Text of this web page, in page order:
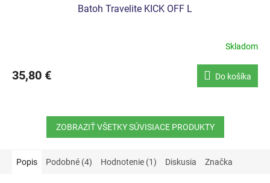
Batoh Travelite KICK OFF L
Skladom
35,80 € Do košíka
ZOBRAZIŤ VŠETKY SÚVISIACE PRODUKTY
Popis Podobné (4) Hodnotenie (1) Diskusia Značka